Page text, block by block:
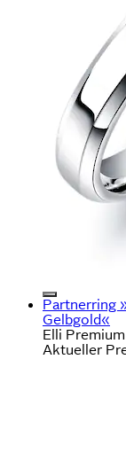
Partnerring
Gelbgold«
Elli Premium
Aktueller